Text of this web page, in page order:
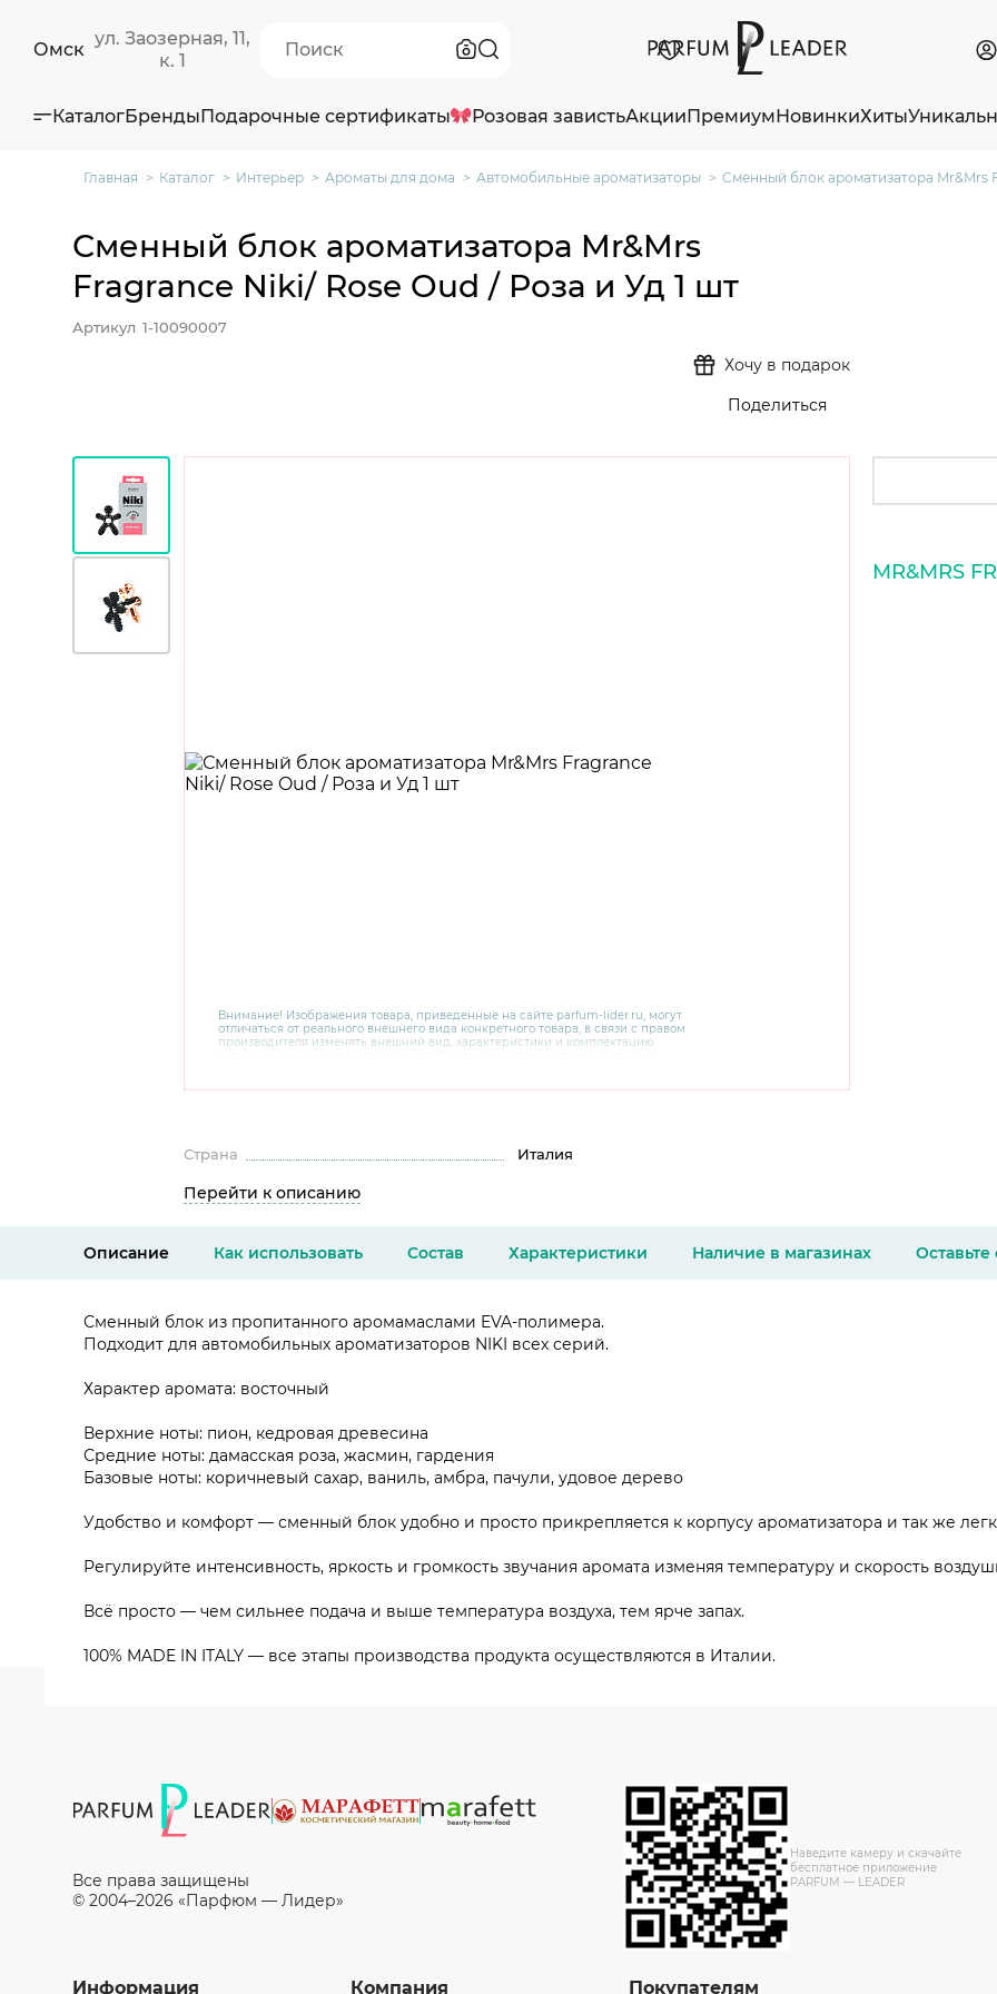
Омск
ул. Заозерная, 11,
к. 1
КаталогБрендыПодарочные сертификаты Розовая завистьАкцииПремиумНовинкиХиты
Главная Каталог Интерьер Ароматы для дома Автомобильные ароматизаторы Сменный блок ароматизатора Mr&Mrs
Внимание! Изображения товара, приведенные на сайте parfum-lider.ru, могут
отличаться от реального внешнего вида конкретного товара, в связи с правом
производителя изменять внешний вид, характеристики и комплектацию
консультантов по номеру 8 800 200 78 80.
Сменный блок ароматизатора Mr&Mrs
Fragrance Niki/ Rose Oud / Роза и Уд 1 шт
Артикул 1-10090007
Хочу в подарок
Поделиться
Страна Италия
Перейти к описанию
MR&MRS
Описание Как использовать Состав Характеристики Наличие в магазинах Оставьте
Сменный блок из пропитанного аромамаслами EVA-полимера.
Подходит для автомобильных ароматизаторов NIKI всех серий.
Характер аромата: восточный
Верхние ноты: пион, кедровая древесина
Средние ноты: дамасская роза, жасмин, гардения
Базовые ноты: коричневый сахар, ваниль, амбра, пачули, удовое дерево
Удобство и комфорт — сменный блок удобно и просто прикрепляется к корпусу ароматизатора и так же
Регулируйте интенсивность, яркость и громкость звучания аромата изменяя температуру и скорость
Всё просто — чем сильнее подача и выше температура воздуха, тем ярче запах.
100% MADE IN ITALY — все этапы производства продукта осуществляются в Италии.
Все права защищены
© 2004–2026 «Парфюм — Лидер»
Наведите камеру и скачайте
бесплатное приложение
PARFUM — LEADER
Информация Компания Покупателям